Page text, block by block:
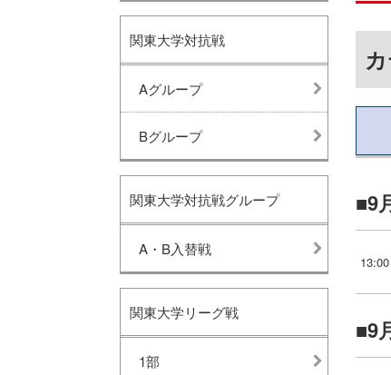
関東大学対抗戦
Aグループ
Bグループ
関東大学対抗戦グループ
A・B入替戦
関東大学リーグ戦
1部
9
13:00
9